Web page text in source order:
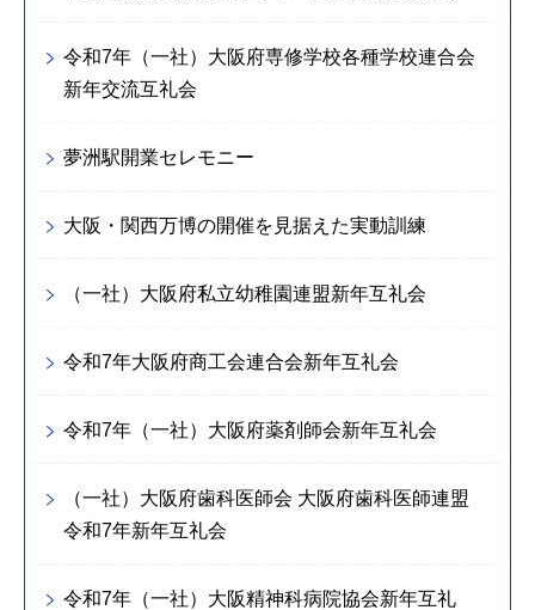
令和7年（一社）大阪府専修学校各種学校連合会
新年交流互礼会
夢洲駅開業セレモニー
大阪・関西万博の開催を見据えた実動訓練
（一社）大阪府私立幼稚園連盟新年互礼会
令和7年大阪府商工会連合会新年互礼会
令和7年（一社）大阪府薬剤師会新年互礼会
（一社）大阪府歯科医師会 大阪府歯科医師連盟
令和7年新年互礼会
令和7年（一社）大阪精神科病院協会新年互礼